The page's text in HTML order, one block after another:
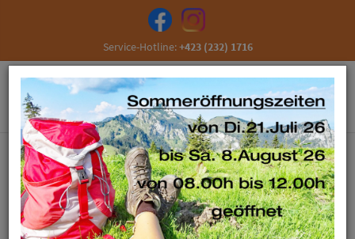
Service-Hotline:+423 (232) 1716
Fehr Schuhe + Sport
Besuchen Sie uns in Schaan und überzeugen Sie sich von
unserem umfangreichen Sortiment.